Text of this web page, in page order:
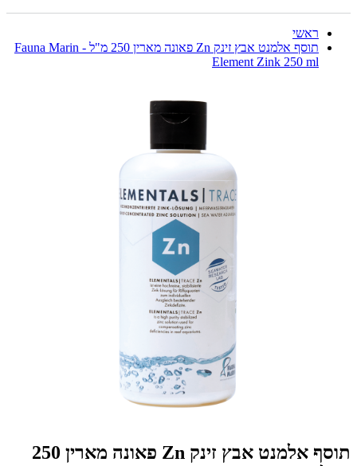
ראשי
תוסף אלמנט אבץ זינק Zn פאונה מארין 250 מ"ל - Fauna Marin
Element Zink 250 ml
תוסף אלמנט אבץ זינק Zn פאונה מארין 250